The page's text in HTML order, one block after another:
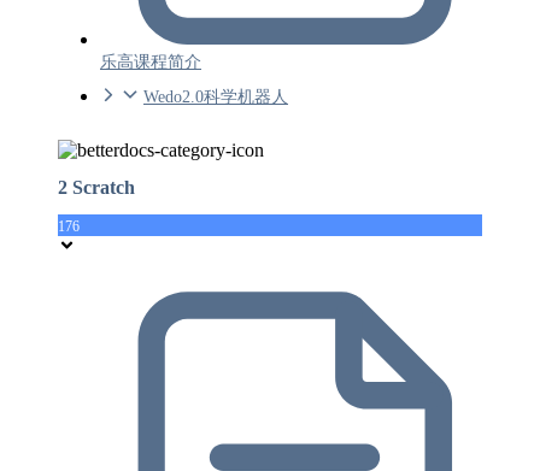
乐高课程简介
Wedo2.0科学机器人
2 Scratch
176